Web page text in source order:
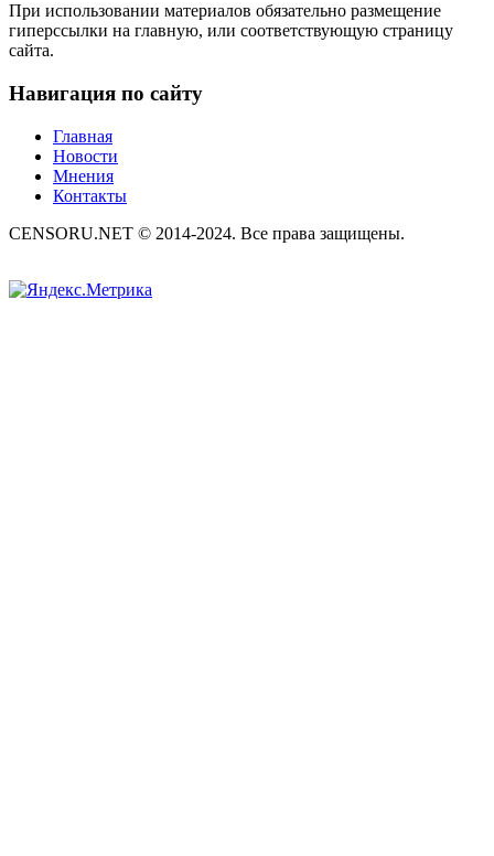
При использовании материалов обязательно размещение
гиперссылки на главную, или соответствующую страницу
сайта.
Навигация по сайту
Главная
Новости
Мнения
Контакты
CENSORU.NET © 2014-2024. Все права защищены.